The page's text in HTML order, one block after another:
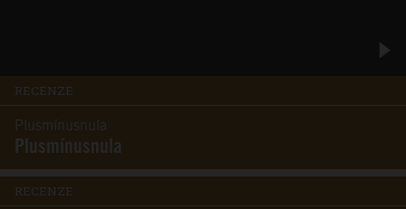
RECENZE
Plusmínusnula
Plusmínusnula
RECENZE